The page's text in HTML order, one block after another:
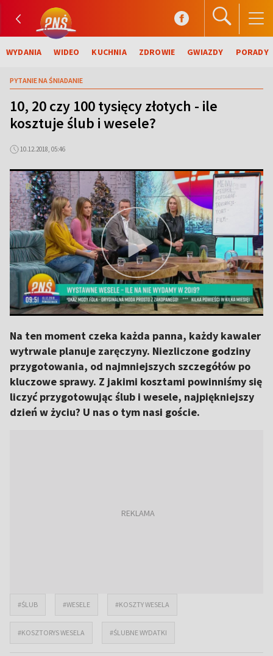
WYDANIA WIDEO KUCHNIA ZDROWIE GWIAZDY PORADY
PYTANIE NA ŚNIADANIE
10, 20 czy 100 tysięcy złotych - ile
kosztuje ślub i wesele?
10.12.2018, 05:46
Na ten moment czeka każda panna, każdy kawaler
wytrwale planuje zaręczyny. Niezliczone godziny
przygotowania, od najmniejszych szczegółów po
kluczowe sprawy. Z jakimi kosztami powinniśmy się
liczyć przygotowując ślub i wesele, najpiękniejszy
dzień w życiu? U nas o tym nasi goście.
#ŚLUB #WESELE #KOSZTY WESELA
#KOSZTORYS WESELA #ŚLUBNE WYDATKI